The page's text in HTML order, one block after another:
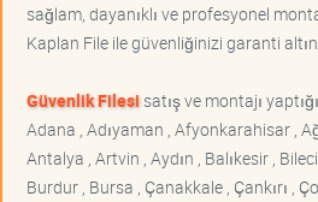
sağlam, dayanıklı ve profesyonel
Kaplan File ile güvenliğinizi garanti
Güvenlik Filesisatış ve montajı
Adana , Adıyaman , Afyonkarahisar ,
Antalya , Artvin , Aydın , Balıkesir ,
Burdur , Bursa , Çanakkale , Çankırı ,